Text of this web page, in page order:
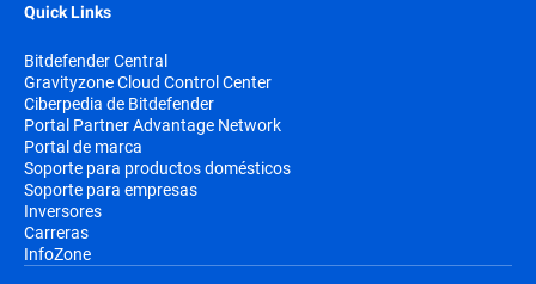
Quick Links
Bitdefender Central
Gravityzone Cloud Control Center
Ciberpedia de Bitdefender
Portal Partner Advantage Network
Portal de marca
Soporte para productos domésticos
Soporte para empresas
Inversores
Carreras
InfoZone